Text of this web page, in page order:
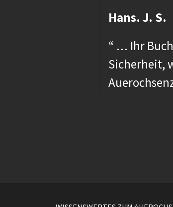
Hans. J. S.
“ … Ihr
Sicherheit,